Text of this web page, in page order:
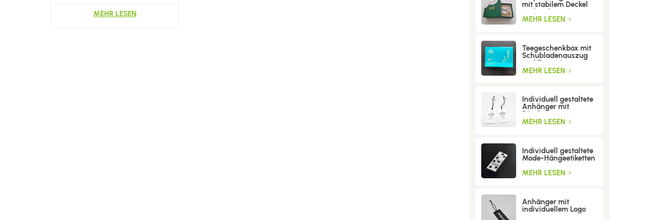
MEHR LESEN
mit stabilem Deckel
und Boden
MEHR LESEN
Teegeschenkbox mit
Schubladenauszug
und Trenneinsatz
MEHR LESEN
Individuell gestaltete
Anhänger mit
Bändern
MEHR LESEN
Individuell gestaltete
Mode-Hängeetiketten
mit Löchern
MEHR LESEN
Anhänger mit
individuellem Logo